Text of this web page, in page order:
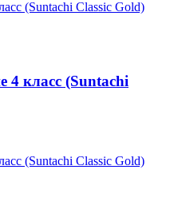
класс (Suntachi